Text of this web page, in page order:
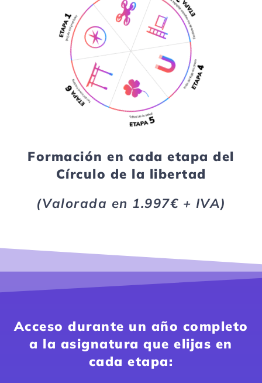
Formación en cada etapa del
Círculo de la libertad
(Valorada en 1.997€ + IVA)
Acceso durante un año completo
a la asignatura que elijas en
cada etapa: